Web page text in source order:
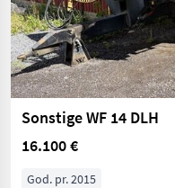
Sonstige WF 14 DLH
16.100 €
God. pr. 2015